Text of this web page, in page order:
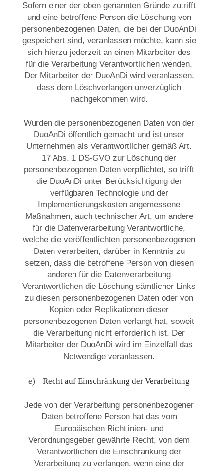
Sofern einer der oben genannten Gründe zutrifft
und eine betroffene Person die Löschung von
personenbezogenen Daten, die bei der DuoAnDi
gespeichert sind, veranlassen möchte, kann sie
sich hierzu jederzeit an einen Mitarbeiter des
für die Verarbeitung Verantwortlichen wenden.
Der Mitarbeiter der DuoAnDi wird veranlassen,
dass dem Löschverlangen unverzüglich
nachgekommen wird.
Wurden die personenbezogenen Daten von der
DuoAnDi öffentlich gemacht und ist unser
Unternehmen als Verantwortlicher gemäß Art.
17 Abs. 1 DS-GVO zur Löschung der
personenbezogenen Daten verpflichtet, so trifft
die DuoAnDi unter Berücksichtigung der
verfügbaren Technologie und der
Implementierungskosten angemessene
Maßnahmen, auch technischer Art, um andere
für die Datenverarbeitung Verantwortliche,
welche die veröffentlichten personenbezogenen
Daten verarbeiten, darüber in Kenntnis zu
setzen, dass die betroffene Person von diesen
anderen für die Datenverarbeitung
Verantwortlichen die Löschung sämtlicher Links
zu diesen personenbezogenen Daten oder von
Kopien oder Replikationen dieser
personenbezogenen Daten verlangt hat, soweit
die Verarbeitung nicht erforderlich ist. Der
Mitarbeiter der DuoAnDi wird im Einzelfall das
Notwendige veranlassen.
e) Recht auf Einschränkung der Verarbeitung
Jede von der Verarbeitung personenbezogener
Daten betroffene Person hat das vom
Europäischen Richtlinien- und
Verordnungsgeber gewährte Recht, von dem
Verantwortlichen die Einschränkung der
Verarbeitung zu verlangen, wenn eine der